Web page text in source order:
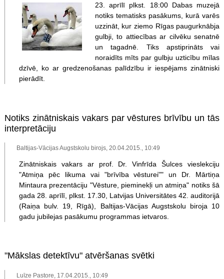
23. aprīlī plkst. 18:00 Dabas muzejā
notiks tematisks pasākums, kurā varēs
uzzināt, kur ziemo Rīgas paugurknābja
gulbji, to attiecības ar cilvēku senatnē
un tagadnē. Tiks apstiprināts vai
noraidīts mīts par gulbju uzticību mīlas
dzīvē, ko ar gredzenošanas palīdzību ir iespējams zinātniski
pierādīt.
Notiks zinātniskais vakars par vēstures brīvību un tās
interpretāciju
Baltijas-Vācijas Augstskolu birojs, 20.04.2015., 10:49
Zinātniskais vakars ar prof. Dr. Vinfrīda Šulces vieslekciju
"Atmiņa pēc likuma vai "brīvība vēsturei"" un Dr. Mārtiņa
Mintaura prezentāciju "Vēsture, pieminekļi un atmiņa" notiks šā
gada 28. aprīlī, plkst. 17.30, Latvijas Universitātes 42. auditorijā
(Raiņa bulv. 19, Rīgā), Baltijas-Vācijas Augstskolu biroja 10
gadu jubilejas pasākumu programmas ietvaros.
"Mākslas detektīvu" atvēršanas svētki
Luīze Pastore, 17.04.2015., 10:49